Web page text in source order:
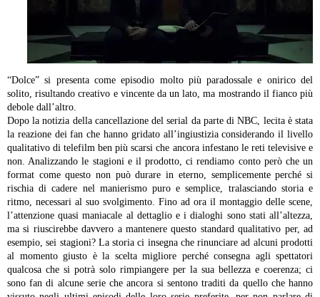
“Dolce” si presenta come episodio molto più paradossale e onirico del
solito, risultando creativo e vincente da un lato, ma mostrando il fianco più
debole dall’altro.
Dopo la notizia della cancellazione del serial da parte di NBC, lecita è stata
la reazione dei fan che hanno gridato all’ingiustizia considerando il livello
qualitativo di telefilm ben più scarsi che ancora infestano le reti televisive e
non. Analizzando le stagioni e il prodotto, ci rendiamo conto però che un
format come questo non può durare in eterno, semplicemente perché si
rischia di cadere nel manierismo puro e semplice, tralasciando storia e
ritmo, necessari al suo svolgimento. Fino ad ora il montaggio delle scene,
l’attenzione quasi maniacale al dettaglio e i dialoghi sono stati all’altezza,
ma si riuscirebbe davvero a mantenere questo standard qualitativo per, ad
esempio, sei stagioni? La storia ci insegna che rinunciare ad alcuni prodotti
al momento giusto è la scelta migliore perché consegna agli spettatori
qualcosa che si potrà solo rimpiangere per la sua bellezza e coerenza; ci
sono fan di alcune serie che ancora si sentono traditi da quello che hanno